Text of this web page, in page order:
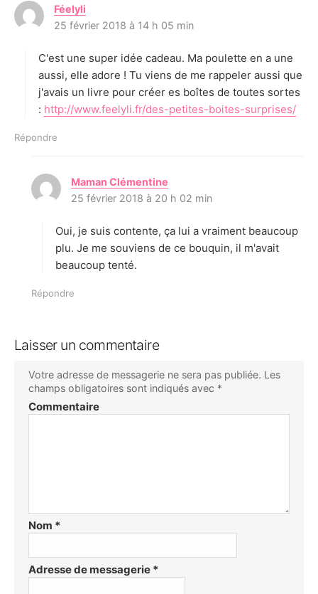
Féelyli
i
25 février 2018 à 14 h 05 min
C'est une super idée cadeau. Ma poulette en a une
aussi, elle adore ! Tu viens de me rappeler aussi que
j'avais un livre pour créer es boîtes de toutes sortes
: http://www.feelyli.fr/des-petites-boites-surprises/
Répondre
Maman Clémentine
:
25 février 2018 à 20 h 02 min
Oui, je suis contente, ça lui a vraiment beaucoup
plu. Je me souviens de ce bouquin, il m'avait
beaucoup tenté.
Répondre
Laisser un commentaire
Votre adresse de messagerie ne sera pas publiée. Les
champs obligatoires sont indiqués avec *
Commentaire
Nom *
Adresse de messagerie *